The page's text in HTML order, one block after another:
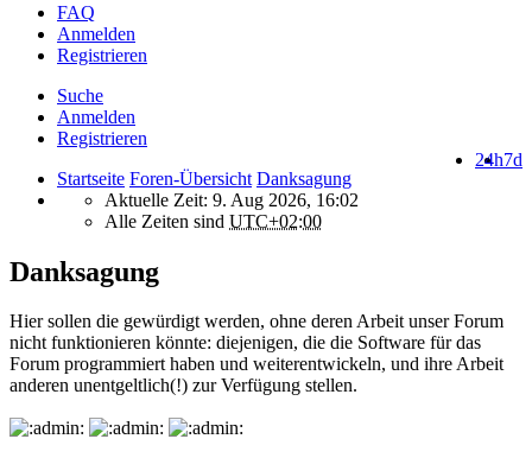
FAQ
Anmelden
Registrieren
Suche
Anmelden
Registrieren
7d
24h
Startseite Foren-Übersicht Danksagung
Aktuelle Zeit: 9. Aug 2026, 16:02
Alle Zeiten sind UTC+02:00
Danksagung
Hier sollen die gewürdigt werden, ohne deren Arbeit unser Forum
nicht funktionieren könnte: diejenigen, die die Software für das
Forum programmiert haben und weiterentwickeln, und ihre Arbeit
anderen unentgeltlich(!) zur Verfügung stellen.